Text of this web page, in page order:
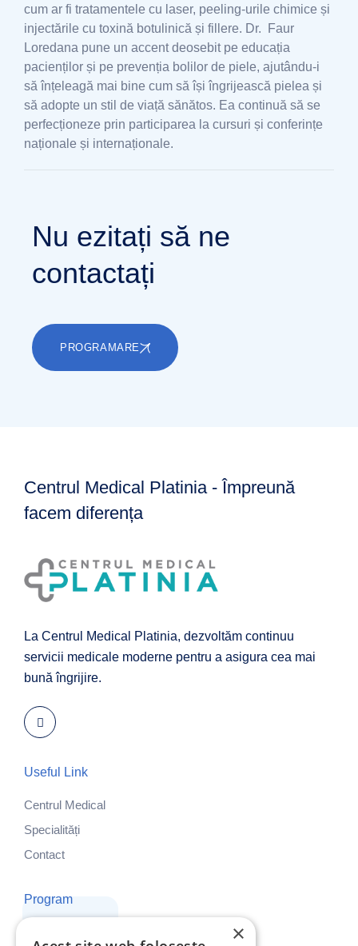
cum ar fi tratamentele cu laser, peeling-urile chimice și
injectările cu toxină botulinică și fillere. Dr. Faur
Loredana pune un accent deosebit pe educația
pacienților și pe prevenția bolilor de piele, ajutându-i
să înțeleagă mai bine cum să își îngrijească pielea și
să adopte un stil de viață sănătos. Ea continuă să se
perfecționeze prin participarea la cursuri și conferințe
naționale și internaționale.
Nu ezitați să ne
contactați
PROGRAMARE
Centrul Medical Platinia - Împreună
facem diferența
La Centrul Medical Platinia, dezvoltăm continuu
servicii medicale moderne pentru a asigura cea mai
bună îngrijire.
Useful Link
Centrul Medical
Specialități
Contact
Program
×